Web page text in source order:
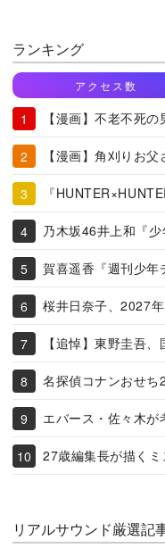
ランキング
アクセス数
【漫画】不老不死
【漫画】角刈りお
『
乃木坂46井上和『
賀喜遥香『週刊少年
桜井日奈子、2027
【追悼】東野圭吾
名探偵コナンおせ
エバース・佐々木が
27歳編集長が描く
リアルサウンド厳選記